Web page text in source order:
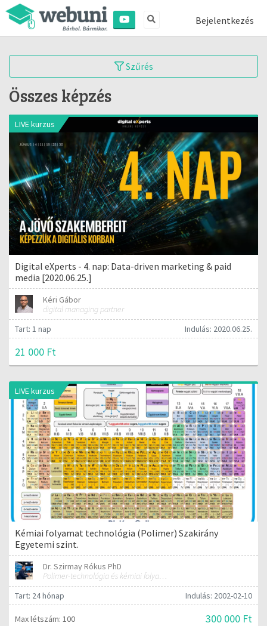
Bejelentkezés
Szűrés
Összes képzés
LIVE kurzus
Digital eXperts - 4. nap: Data-driven marketing & paid
media [2020.06.25.]
Kéri Gábor
digital managing partner
Tart: 1 nap
Indulás: 2020.06.25.
21 000 Ft
LIVE kurzus
Kémiai folyamat technológia (Polimer) Szakirány
Egyetemi szint.
Dr. Szirmay Rókus PhD
Polimer-technológia és kémiai folyamat-technológia
Tart: 24 hónap
Indulás: 2002-02-10
Max létszám: 100 300 000 Ft